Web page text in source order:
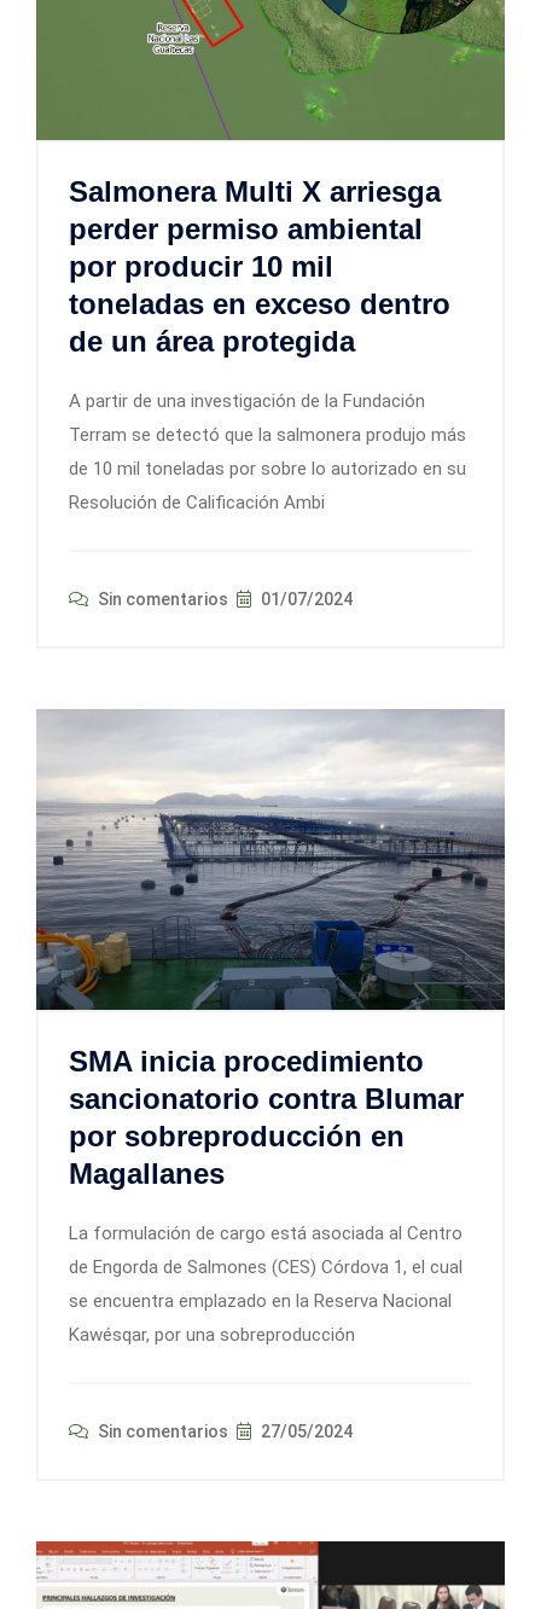
Salmonera Multi X arriesga
perder permiso ambiental
por producir 10 mil
toneladas en exceso dentro
de un área protegida
A partir de una investigación de la Fundación
Terram se detectó que la salmonera produjo más
de 10 mil toneladas por sobre lo autorizado en su
Resolución de Calificación Ambi
Sin comentarios 01/07/2024
SMA inicia procedimiento
sancionatorio contra Blumar
por sobreproducción en
Magallanes
La formulación de cargo está asociada al Centro
de Engorda de Salmones (CES) Córdova 1, el cual
se encuentra emplazado en la Reserva Nacional
Kawésqar, por una sobreproducción
Sin comentarios 27/05/2024